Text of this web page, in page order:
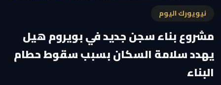
نيويورك اليوم
مشروع بناء سجن جديد في بويروم هيل
يهدد سلامة السكان بسبب سقوط حطام
البناء